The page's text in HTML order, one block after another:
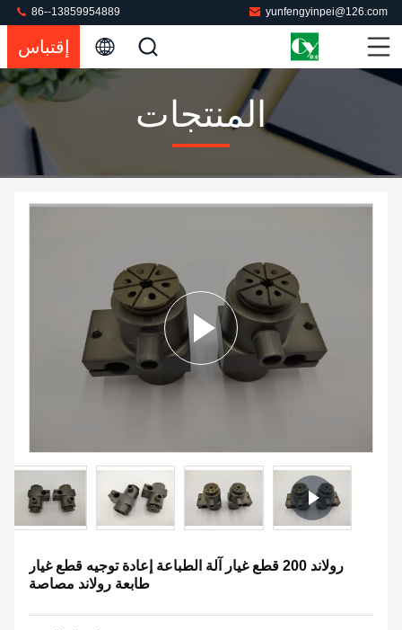
yunfengyinpei@126.com
86--13859954889
إقتباس
المنتجات
رولاند 200 قطع غيار آلة الطباعة إعادة توجيه قطع غيار
طابعة رولاند مصاصة